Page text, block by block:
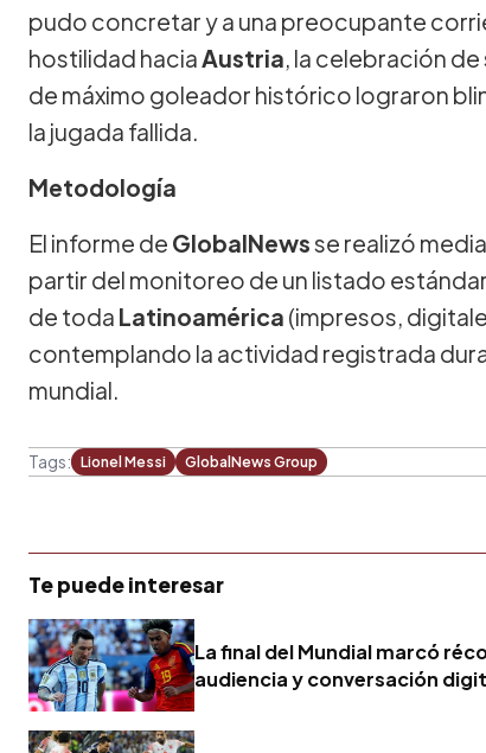
pudo concretar y a una preocupante
hostilidad hacia Austria, la celebración
de máximo goleador histórico lograron
la jugada fallida.
Metodología
El informe de GlobalNewsse realizó
partir del monitoreo de un listado
de toda Latinoamérica (impresos,
contemplando la actividad registrada
mundial.
Tags: Lionel Messi GlobalNews Group
Te puede interesar
La final del Mundial marcó
audiencia y conversación